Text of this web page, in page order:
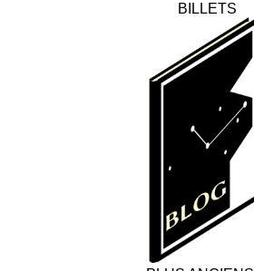
BILLETS